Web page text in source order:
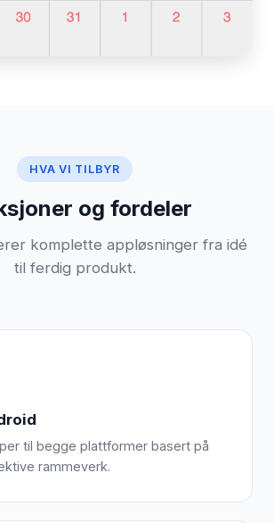
HVA VI TILBYR
og fordeler
komplette appløsninger fra idé
til ferdig produkt.
til begge plattformer basert på
rammeverk.